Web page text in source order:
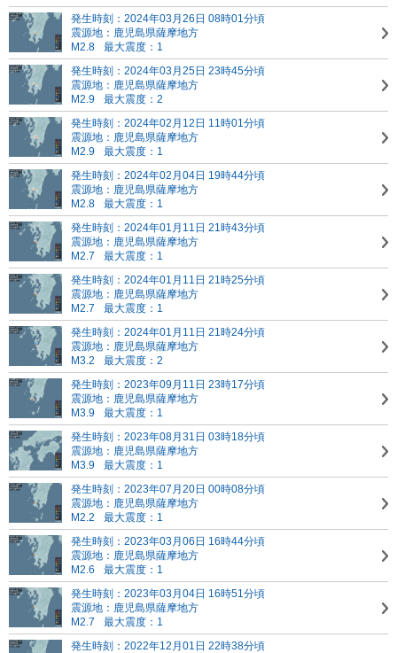
発生時刻：2024年03月26日 08時01分頃
震源地：鹿児島県薩摩地方
M2.8
最大震度：1
発生時刻：2024年03月25日 23時45分頃
震源地：鹿児島県薩摩地方
M2.9
最大震度：2
発生時刻：2024年02月12日 11時01分頃
震源地：鹿児島県薩摩地方
M2.9
最大震度：1
発生時刻：2024年02月04日 19時44分頃
震源地：鹿児島県薩摩地方
M2.8
最大震度：1
発生時刻：2024年01月11日 21時43分頃
震源地：鹿児島県薩摩地方
M2.7
最大震度：1
発生時刻：2024年01月11日 21時25分頃
震源地：鹿児島県薩摩地方
M2.7
最大震度：1
発生時刻：2024年01月11日 21時24分頃
震源地：鹿児島県薩摩地方
M3.2
最大震度：2
発生時刻：2023年09月11日 23時17分頃
震源地：鹿児島県薩摩地方
M3.9
最大震度：1
発生時刻：2023年08月31日 03時18分頃
震源地：鹿児島県薩摩地方
M3.9
最大震度：1
発生時刻：2023年07月20日 00時08分頃
震源地：鹿児島県薩摩地方
M2.2
最大震度：1
発生時刻：2023年03月06日 16時44分頃
震源地：鹿児島県薩摩地方
M2.6
最大震度：1
発生時刻：2023年03月04日 16時51分頃
震源地：鹿児島県薩摩地方
M2.7
最大震度：1
発生時刻：2022年12月01日 22時38分頃